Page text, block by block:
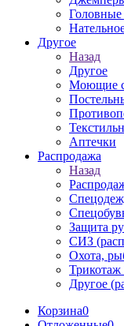
Другое
Назад
Другое
Моющие
Аптечки
Распродажа
Назад
Защита
СИЗ
Охота,
Трикотаж
Другое
Корзина0